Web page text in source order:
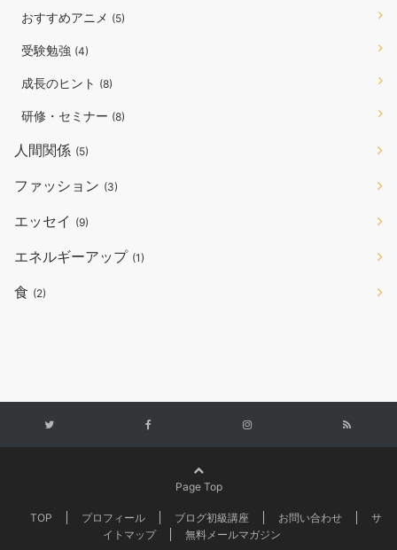
おすすめアニメ (5)
受験勉強 (4)
成長のヒント (8)
研修・セミナー (8)
人間関係 (5)
ファッション (3)
エッセイ (9)
エネルギーアップ (1)
食 (2)
Page Top
TOP プロフィール ブログ初級講座 お問い合わせ
サ
イトマップ
無料メールマガジン